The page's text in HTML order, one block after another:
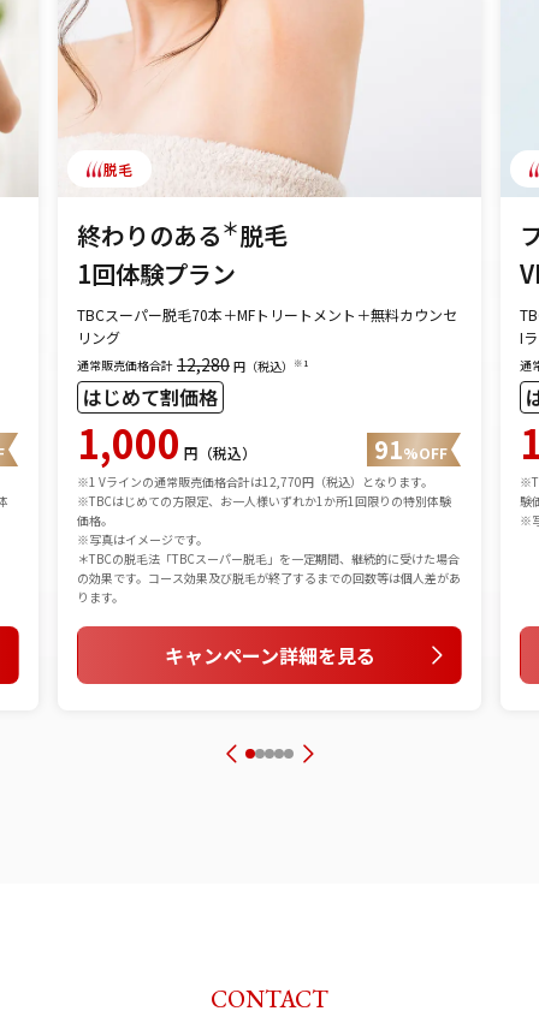
脱毛
終わりのある＊脱毛
1回体験プラン
TBCスーパー脱毛70本＋MFトリートメント＋無料カウンセ
リング
通常販売価格合計 12,280 円（税込） ※1
はじめて割価格
1,000 円（税込） 91%OFF
※1 Vラインの通常販売価格合計は12,770円（税込）となります。
※TBCはじめての方限定、お一人様いずれか1か所1回限りの特別体験
価格。
※写真はイメージです。
＊TBCの脱毛法「TBCスーパー脱毛」を一定期間、継続的に受けた場合
の効果です。コース効果及び脱毛が終了するまでの回数等は個人差があ
ります。
キャンペーン詳細を見る
I
通
験
※
CONTACT